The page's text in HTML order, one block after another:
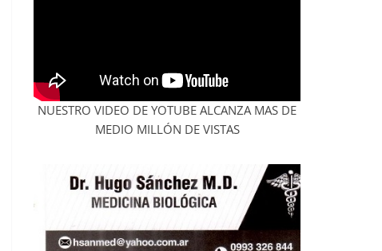
NUESTRO VIDEO DE YOTUBE ALCANZA MAS DE
MEDIO MILLÓN DE VISTAS